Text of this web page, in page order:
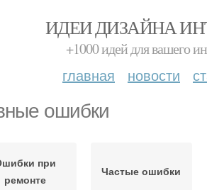
ИДЕИ ДИЗАЙНА
+1000 идей для вашего
главная новости
ошибки
при
ремонте
Частые ошибки